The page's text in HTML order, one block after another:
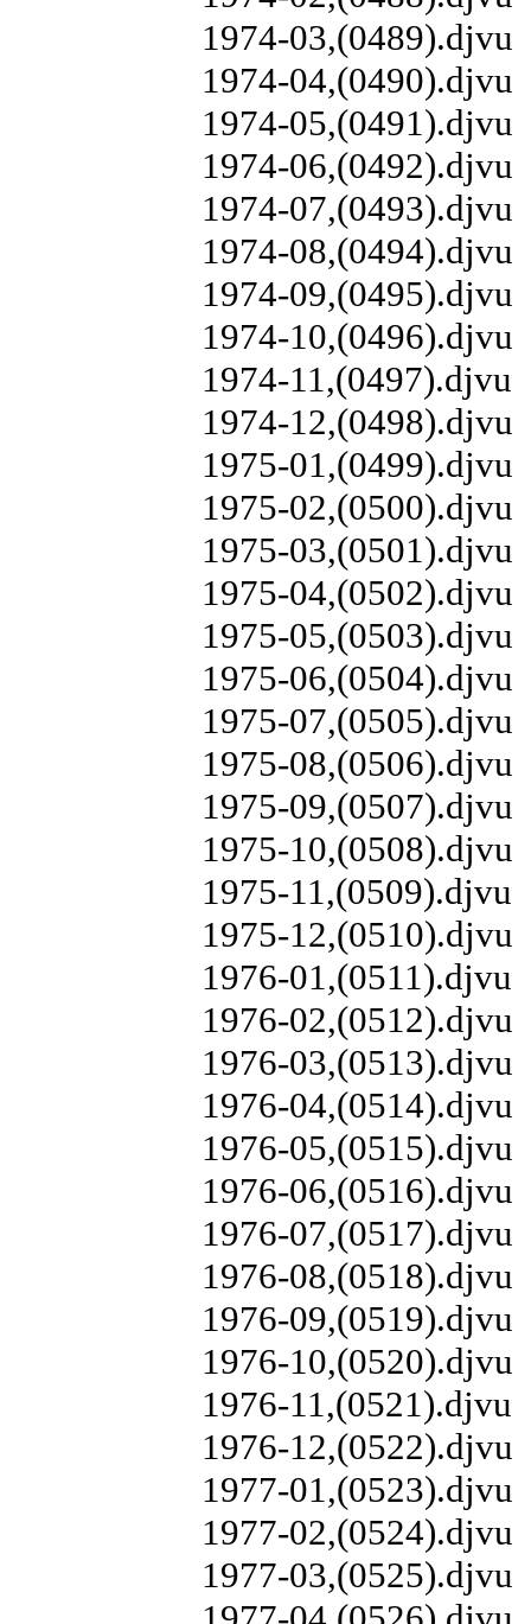
1974-03,(0489).djvu
1974-04,(0490).djvu
1974-05,(0491).djvu
1974-06,(0492).djvu
1974-07,(0493).djvu
1974-08,(0494).djvu
1974-09,(0495).djvu
1974-10,(0496).djvu
1974-11,(0497).djvu
1974-12,(0498).djvu
1975-01,(0499).djvu
1975-02,(0500).djvu
1975-03,(0501).djvu
1975-04,(0502).djvu
1975-05,(0503).djvu
1975-06,(0504).djvu
1975-07,(0505).djvu
1975-08,(0506).djvu
1975-09,(0507).djvu
1975-10,(0508).djvu
1975-11,(0509).djvu
1975-12,(0510).djvu
1976-01,(0511).djvu
1976-02,(0512).djvu
1976-03,(0513).djvu
1976-04,(0514).djvu
1976-05,(0515).djvu
1976-06,(0516).djvu
1976-07,(0517).djvu
1976-08,(0518).djvu
1976-09,(0519).djvu
1976-10,(0520).djvu
1976-11,(0521).djvu
1976-12,(0522).djvu
1977-01,(0523).djvu
1977-02,(0524).djvu
1977-03,(0525).djvu